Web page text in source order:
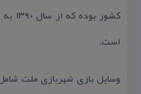
است.
وسایل بازی شهربازی ملت